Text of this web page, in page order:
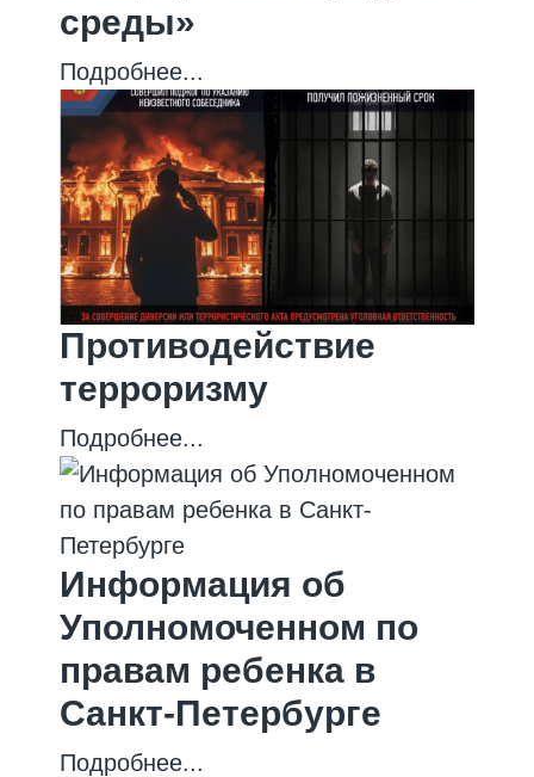
среды»
Подробнее...
Противодействие
терроризму
Подробнее...
Информация об
Уполномоченном по
правам ребенка в
Санкт-Петербурге
Подробнее...